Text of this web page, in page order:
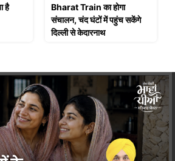
है
Bharat Train का होगा
संचालन, चंद घंटों में पहुंच सकेंगे
दिल्ली से केदारनाथ